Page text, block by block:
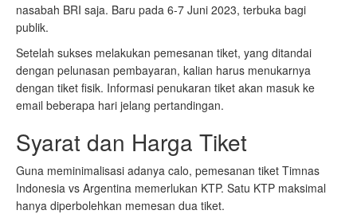
nasabah BRI saja. Baru pada 6-7 Juni 2023, terbuka bagi
publik.
Setelah sukses melakukan pemesanan tiket, yang ditandai
dengan pelunasan pembayaran, kalian harus menukarnya
dengan tiket fisik. Informasi penukaran tiket akan masuk ke
email beberapa hari jelang pertandingan.
Syarat dan Harga Tiket
Guna meminimalisasi adanya calo, pemesanan tiket Timnas
Indonesia vs Argentina memerlukan KTP. Satu KTP maksimal
hanya diperbolehkan memesan dua tiket.